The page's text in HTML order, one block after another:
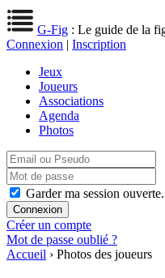
G-Fig : Le guide de la
Connexion | Inscription
Jeux
Joueurs
Associations
Agenda
Photos
Garder ma session ouverte.
Créer un compte
Mot de passe oublié ?
Accueil › Photos des joueurs